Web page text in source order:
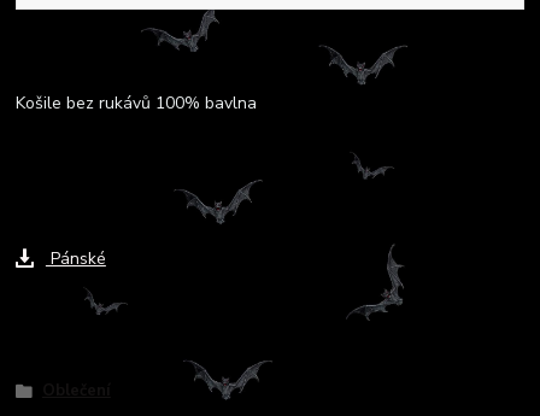
Kompletní specifikace
Košile bez rukávů 100% bavlna
Pánské